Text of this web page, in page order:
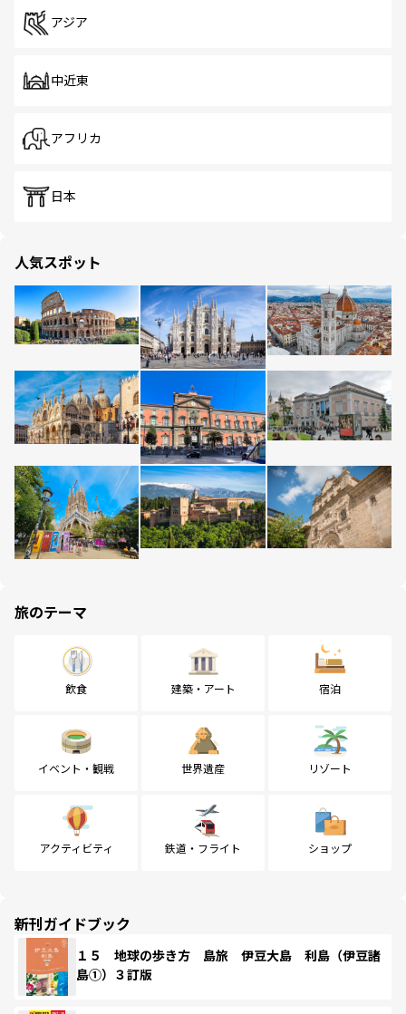
アジア
中近東
アフリカ
日本
人気スポット
旅のテーマ
飲食 建築・アート 宿泊
イベント・観戦 世界遺産 リゾート
アクティビティ 鉄道・フライト ショップ
新刊ガイドブック
１５ 地球の歩き方 島旅 伊豆大島 利島（伊豆諸
島①）３訂版